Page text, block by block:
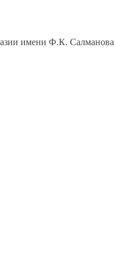
имени Ф.К. Салманова